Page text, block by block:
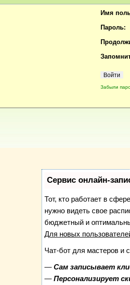
Имя
Пароль:
Забыли
Сервис онлайн-
Тот, кто работает в
нужно видеть свое
бюджетный и
Для новых
Чат-бот для мастеров и
— Сам записывает
— Персонализирует